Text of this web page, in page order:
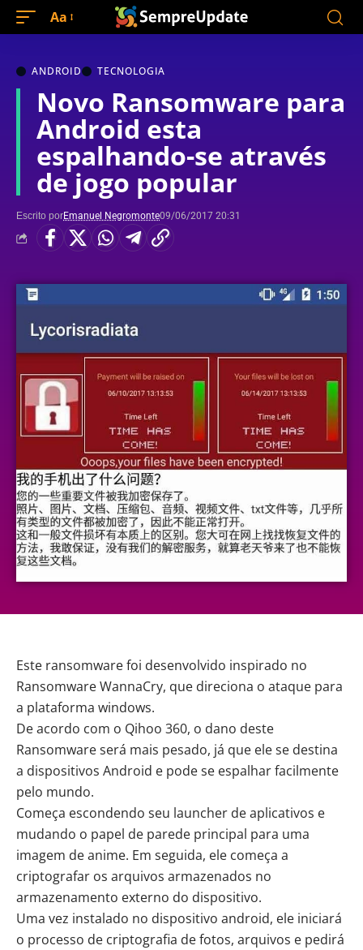
Aa
ANDROID TECNOLOGIA
Novo Ransomware para
Android esta
espalhando-se através
de jogo popular
Escrito porEmanuel Negromonte09/06/2017 20:31
Este ransomware foi desenvolvido inspirado no
Ransomware WannaCry, que direciona o ataque para
a plataforma windows.
De acordo com o Qihoo 360, o dano deste
Ransomware será mais pesado, já que ele se destina
a dispositivos Android e pode se espalhar facilmente
pelo mundo.
Começa escondendo seu launcher de aplicativos e
mudando o papel de parede principal para uma
imagem de anime. Em seguida, ele começa a
criptografar os arquivos armazenados no
armazenamento externo do dispositivo.
Uma vez instalado no dispositivo android, ele iniciará
o processo de criptografia de fotos, arquivos e pedirá